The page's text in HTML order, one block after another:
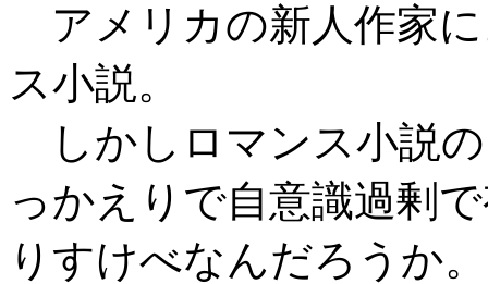
アメリカの新人作家
ス小説。
しかしロマンス小説
っかえりで自意識過剰
りすけべなんだろうか